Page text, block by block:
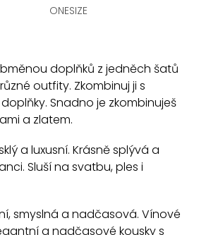
ONESIZE
l
á
d
c
í
r
v
doplňků z jedněch šatů
outfity. Zkombinuj ji s
Snadno je zkombinuješ
a zlatem.
a luxusní. Krásně splývá a
Sluší na svatbu, ples i
smyslná a nadčasová. Vínové
a nadčasové kousky s